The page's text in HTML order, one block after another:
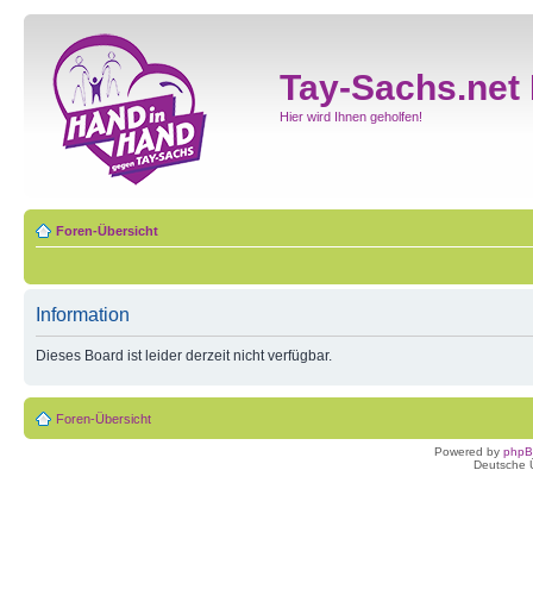
Tay-Sachs.net
Hier wird Ihnen geholfen!
Foren-Übersicht
Information
Dieses Board ist leider derzeit nicht verfügbar.
Foren-Übersicht
Powered by
Deutsche